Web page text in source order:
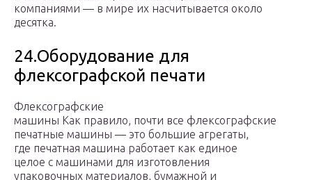
компаниями — в мире их насчитывается около
десятка.
24.Оборудование для
флексографской печати
Флексографские
машины Как правило, почти все флексографские
печатные машины — это большие агрегаты,
где печатная машина работает как единое
целое с машинами для изготовления
упаковочных материалов, бумажной и